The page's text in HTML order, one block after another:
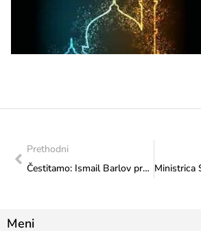
Prethodni
Čestitamo: Ismail Barlov prvi sportista iz BiH koji je isplivao „A“ normu za Paraolimpijske igre u Parizu
Meni